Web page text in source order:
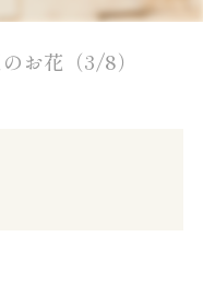
お花（3/8）